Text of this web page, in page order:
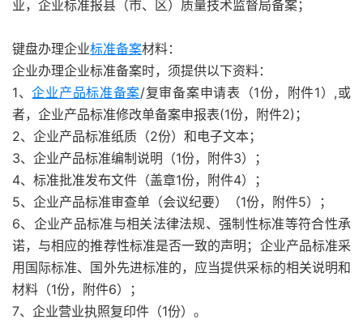
业，企业标准报县（市、区）质量技术监督局备案；
键盘办理企业标准备案材料：
企业办理企业标准备案时，须提供以下资料：
1、企业产品标准备案/复审备案申请表（1份，附件1）,或
者，企业产品标准修改单备案申报表(1份，附件2)；
2、企业产品标准纸质（2份）和电子文本；
3、企业产品标准编制说明（1份，附件3）；
4、标准批准发布文件（盖章1份，附件4）；
5、企业产品标准审查单（会议纪要）（1份，附件5）；
6、企业产品标准与相关法律法规、强制性标准等符合性承
诺，与相应的推荐性标准是否一致的声明；企业产品标准采
用国际标准、国外先进标准的，应当提供采标的相关说明和
材料（1份，附件6）；
7、企业营业执照复印件（1份）。